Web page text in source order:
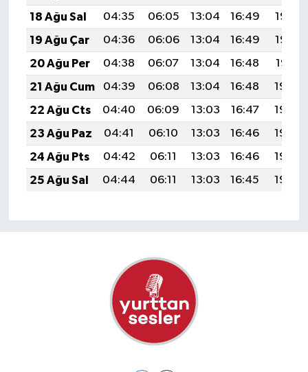
18 Ağu Sal
04:35 06:05 13:04 16:49
19:53
19 Ağu Çar
04:36 06:06 13:04 16:49
19:52
20 Ağu Per
04:38 06:07 13:04 16:48
19:51
21 Ağu Cum
04:39 06:08 13:04 16:48
19:49
22 Ağu Cts
04:40 06:09 13:03 16:47
19:48
23 Ağu Paz
04:41 06:10 13:03 16:46
19:46
24 Ağu Pts
04:42 06:11 13:03 16:46
19:45
25 Ağu Sal
04:44 06:11 13:03 16:45 19:44